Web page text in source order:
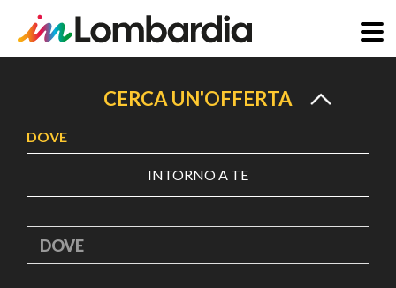
principale
CERCA UN'OFFERTA
DOVE
INTORNO A TE
DOVE